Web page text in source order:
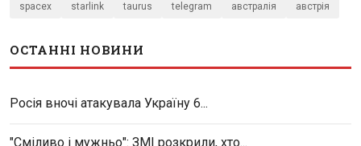
spacex starlink taurus telegram австралія австрія
ОСТАННІ НОВИНИ
Росія вночі атакувала Україну 6...
"Сміливо і мужньо": ЗМІ розкрили, хто...